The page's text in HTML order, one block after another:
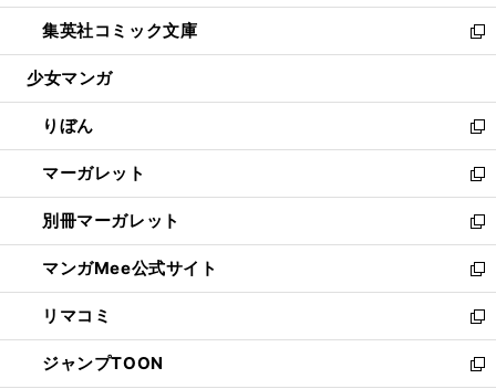
開
く
ウ
で
開
ン
ド
ウ
開
く
ウ
ィ
ン
ウ
で
開
く
し
い
ウ
ン
ド
ウ
で
開
く
集英社コミック文庫
新
し
ウ
ィ
ン
ド
ウ
で
開
く
少女マンガ
りぼん
新
し
い
ウ
ィ
ン
ド
ウ
で
開
く
マーガレット
新
し
い
ウ
ィ
ン
ド
ウ
で
別冊マーガレット
新
し
い
ウ
ィ
ン
ド
マンガMee公式サイト
新
し
い
ウ
ィ
リマコミ
新
し
い
ジャンプTOON
新